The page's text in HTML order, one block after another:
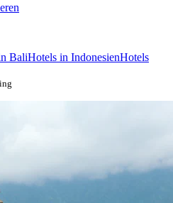
BaliHotels in IndonesienHotels